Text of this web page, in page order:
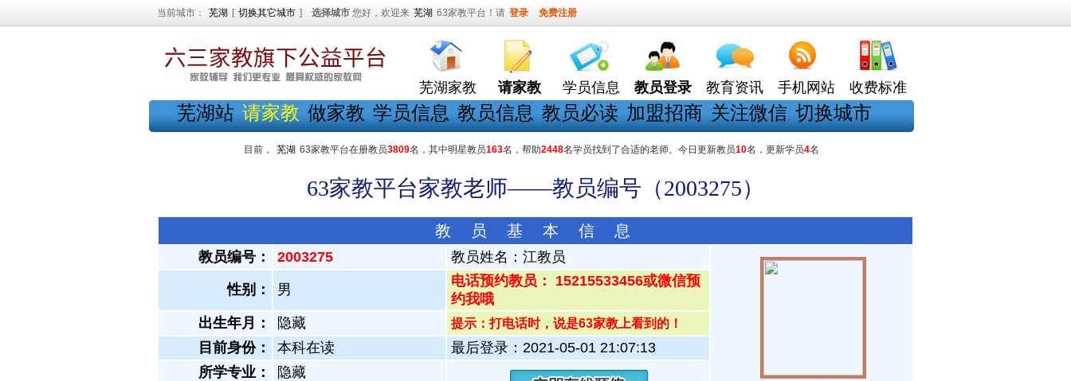
当前城市： 芜湖 [ 切换其它城市 ] 选择城市 您好，欢迎来 芜湖 63家教平台！请 登录 免费注册
芜湖家教 请家教 学员信息 教员登录 教育资讯 手机网站 收费标准
芜湖站 请家教 做家教 学员信息 教员信息 教员必读 加盟招商 关注微信 切换城市
目前， 芜湖 63家教平台在册教员3809名，其中明星教员163名，帮助2448名学员找到了合适的老师。今日更新教员10名，更新学员4名
63家教平台家教老师——教员编号（2003275）
教 员 基 本 信 息
教员编号： 2003275 教员姓名： 江教员
性别： 男
电话预约教员： 15215533456或微信预
约我哦
出生年月：
隐藏 提示：打电话时，说是63家教上看到的！
目前身份： 本科在读
最后登录：2021-05-01 21:07:13
所学专业：
隐藏